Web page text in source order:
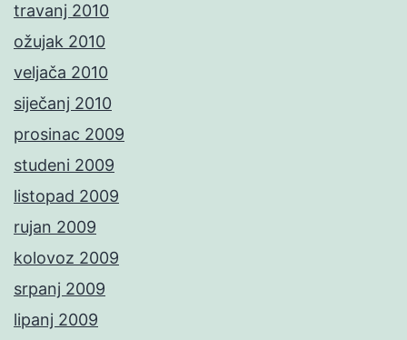
travanj 2010
ožujak 2010
veljača 2010
siječanj 2010
prosinac 2009
studeni 2009
listopad 2009
rujan 2009
kolovoz 2009
srpanj 2009
lipanj 2009